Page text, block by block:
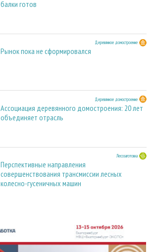
балки готов
Деревянное домостроение
Рынок пока не сформировался
Деревянное домостроение
Ассоциация деревянного домостроения: 20 лет
объединяет отрасль
Лесозаготовка
Перспективные направления
совершенствования трансмиссии лесных
колесно-гусеничных машин